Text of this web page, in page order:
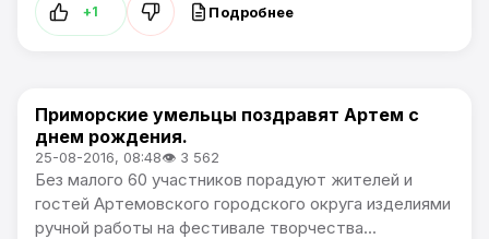
+1 Подробнее
Новости Артёма
Приморские умельцы поздравят Артем с
днем рождения.
25-08-2016, 08:48👁 3 562
Без малого 60 участников порадуют жителей и
гостей Артемовского городского округа изделиями
ручной работы на фестивале творчества...